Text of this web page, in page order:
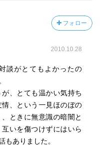
フォロー
2010.10.28
談がとてもよかったの
、とても温かい気持ち
、という一見ほのぼの
ときに無意識の暗闇と
いを傷つけずにはいら
もありました。